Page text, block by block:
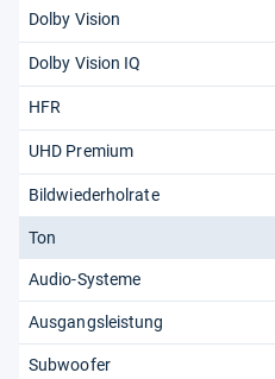
Dolby Vision
Dolby Vision IQ
HFR
UHD Premium
Bildwiederholrate
Ton
Audio-Systeme
Ausgangsleistung
Subwoofer